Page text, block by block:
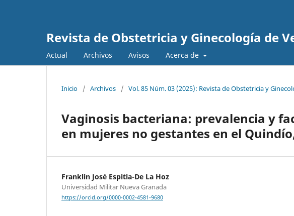
Revista de Obstetricia y Ginecología de
Actual Archivos Avisos Acerca de
Inicio / Archivos / Vol. 85 Núm. 03 (2025): Revista de Obstetricia y
Vaginosis bacteriana: prevalencia y
en mujeres no gestantes en el
Franklin José Espitia-De La Hoz
Universidad Militar Nueva Granada
https://orcid.org/0000-0002-4581-9680